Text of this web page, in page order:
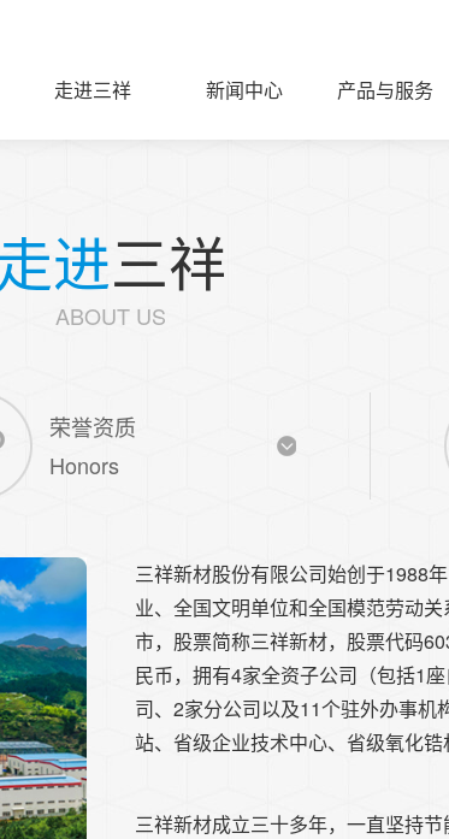
走进三祥 新闻中心 产品与服务
走进三祥
ABOUT US
荣誉资质
Honors
三祥新材股份有限公司始创于1988
业、全国文明单位和全国模范劳动
市，股票简称三祥新材，股票代码
民币，拥有4家全资子公司（包括1
司、2家分公司以及11个驻外办事
站、省级企业技术中心、省级氧化
三祥新材成立三十多年，一直坚持